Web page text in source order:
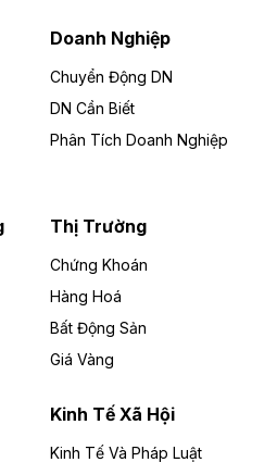
và phát điện Bắc Giang do
môi trường Bắc Giang làm
rộng ‘hệ sinh thái’
góp vốn của Công ty Cổ
Gia Lai (HoSE: DLG) được
4.750 tỷ đồng.
59 ha đất làm khu
Thành
Doanh Nghiệp
Chuyển Động DN
DN Cần Biết
Phân Tích Doanh Nghiệp
Thị Trường
Chứng Khoán
Hàng Hoá
Bất Động Sản
Giá Vàng
Kinh Tế Xã Hội
Kinh Tế Và Pháp Luật